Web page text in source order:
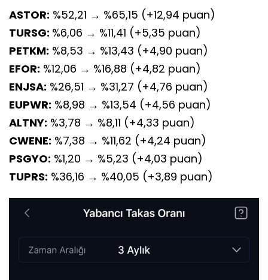
ASTOR: %52,21 → %65,15 (+12,94 puan)
TURSG: %6,06 → %11,41 (+5,35 puan)
PETKM: %8,53 → %13,43 (+4,90 puan)
EFOR: %12,06 → %16,88 (+4,82 puan)
ENJSA: %26,51 → %31,27 (+4,76 puan)
EUPWR: %8,98 → %13,54 (+4,56 puan)
ALTNY: %3,78 → %8,11 (+4,33 puan)
CWENE: %7,38 → %11,62 (+4,24 puan)
PSGYO: %1,20 → %5,23 (+4,03 puan)
TUPRS: %36,16 → %40,05 (+3,89 puan)